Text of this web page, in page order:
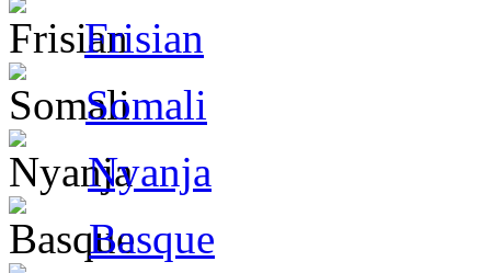
Frisian
Somali
Nyanja
Basque